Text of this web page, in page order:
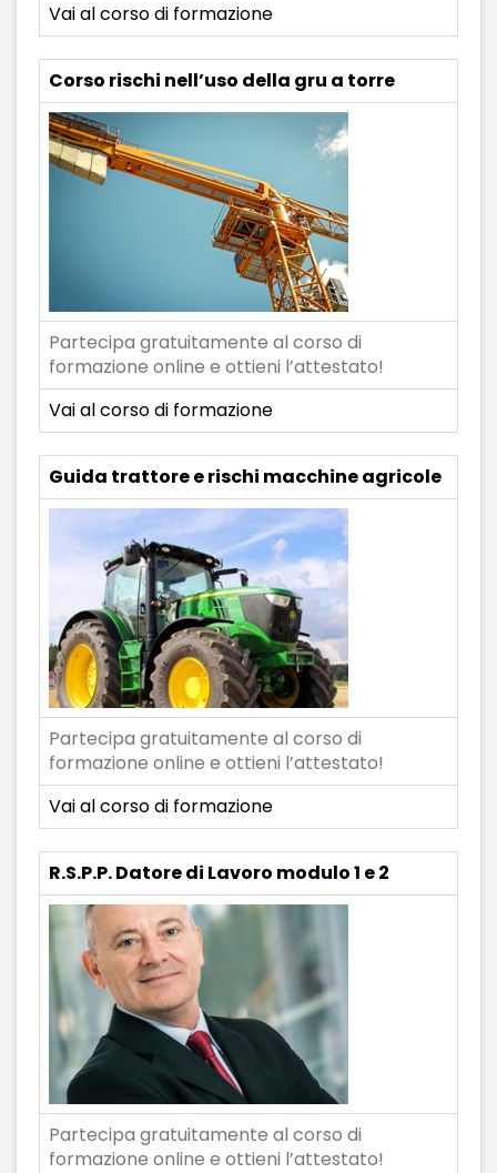
Vai al corso di formazione
Corso rischi nell’uso della gru a torre
Partecipa gratuitamente al corso di
formazione online e ottieni l’attestato!
Vai al corso di formazione
Guida trattore e rischi macchine agricole
Partecipa gratuitamente al corso di
formazione online e ottieni l’attestato!
Vai al corso di formazione
R.S.P.P. Datore di Lavoro modulo 1 e 2
Partecipa gratuitamente al corso di
formazione online e ottieni l’attestato!